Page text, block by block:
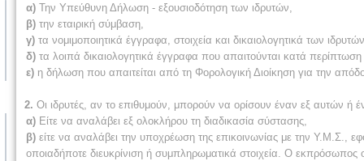
α) Την Υπεύθυνη Δήλωση - εξουσιοδότηση των ιδρυτών,
β) την εταιρική σύμβαση,
γ) τα νομιμοποιητικά έγγραφα, στοιχεία και δικαιολογητικά των
δ) τα λοιπά δικαιολογητικά έγγραφα που απαιτούνται κατά περίπτωση
ε) η δήλωση που απαιτείται από τη Φορολογική Διοίκηση για την
2. Οι ιδρυτές, αν το επιθυμούν, μπορούν να ορίσουν έναν εξ αυτών
α) Είτε να αναλάβει εξ ολοκλήρου τη διαδικασία σύστασης,
β) είτε να αναλάβει την υποχρέωση της επικοινωνίας με την Υ.Μ.Σ.,
οποιαδήποτε διευκρίνιση ή συμπληρωματικά στοιχεία. Ο εκπρόσωπος